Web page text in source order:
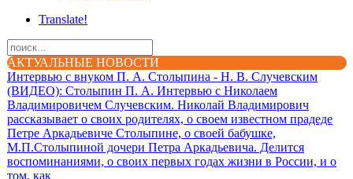
Translate!
АКТУАЛЬНЫЕ НОВОСТИ
Интервью с внуком П. А. Столыпина - Н. В. Случевским
(ВИДЕО): Столыпин П. А. Интервью с Николаем
Владимировичем Случевским. Николай Владимирович
рассказывает о своих родителях, о своем известном прадеде
Петре Аркадьевиче Столыпине, о своей бабушке,
М.П.Столыпиной дочери Петра Аркадьевича. Делится
воспоминаниями, о своих первых годах жизни в России, и о
том, как